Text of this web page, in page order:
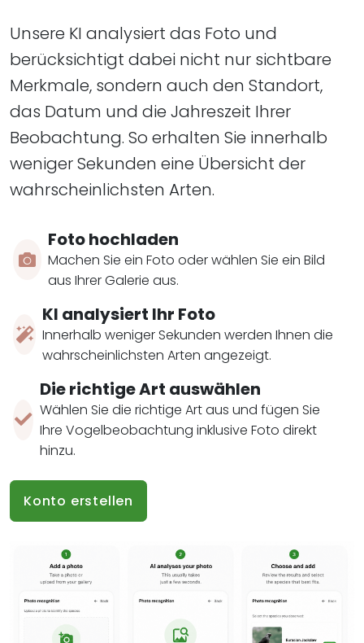
​​​​​​​Unsere KI analysiert das Foto und
berücksichtigt dabei nicht nur sichtbare
Merkmale, sondern auch den Standort,
das Datum und die Jahreszeit Ihrer
Beobachtung. So erhalten Sie innerhalb
weniger Sekunden eine Übersicht der
wahrscheinlichsten Arten.
Foto hochladen
Machen Sie ein Foto oder wählen Sie ein Bild
aus Ihrer Galerie aus.
KI analysiert Ihr Foto
Innerhalb weniger Sekunden werden Ihnen die
wahrscheinlichsten Arten angezeigt.
Die richtige Art auswählen
Wählen Sie die richtige Art aus und fügen Sie
Ihre Vogelbeobachtung inklusive Foto direkt
hinzu.
Konto erstellen